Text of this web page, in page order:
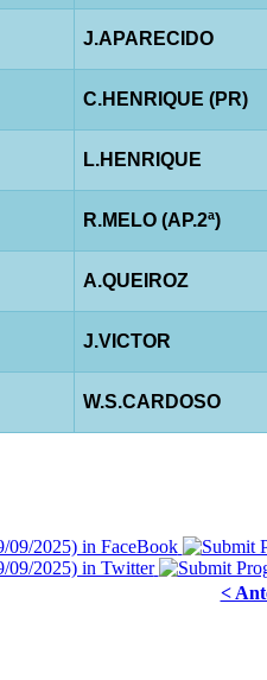
J.APARECIDO
C.HENRIQUE (PR)
L.HENRIQUE
R.MELO (AP.2ª)
A.QUEIROZ
J.VICTOR
W.S.CARDOSO
<